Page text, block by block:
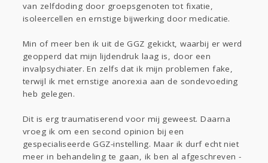
van zelfdoding door groepsgenoten tot fixatie,
isoleercellen en ernstige bijwerking door medicatie.
Min of meer ben ik uit de GGZ gekickt, waarbij er werd
geopperd dat mijn lijdendruk laag is, door een
invalpsychiater. En zelfs dat ik mijn problemen fake,
terwijl ik met ernstige anorexia aan de sondevoeding
heb gelegen.
Dit is erg traumatiserend voor mij geweest. Daarna
vroeg ik om een second opinion bij een
gespecialiseerde GGZ-instelling. Maar ik durf echt niet
meer in behandeling te gaan, ik ben al afgeschreven -